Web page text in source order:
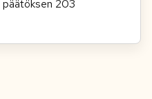
päätöksen 203